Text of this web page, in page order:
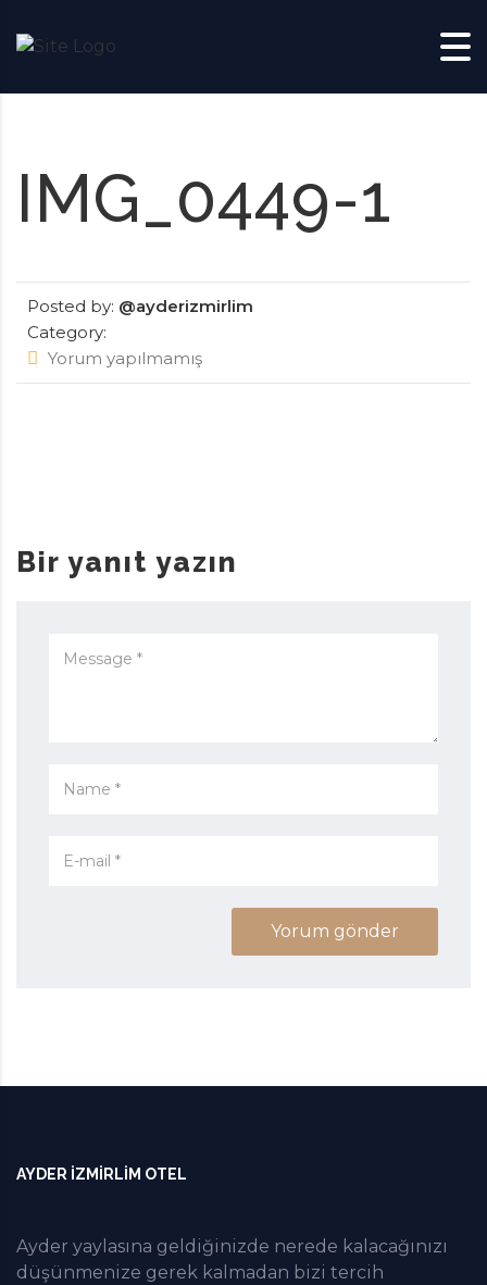
IMG_0449-1
Posted by: @ayderizmirlim
Category:
Yorum yapılmamış
Bir yanıt yazın
Yorum gönder
AYDER İZMIRLIM OTEL
Ayder yaylasına geldiğinizde nerede kalacağınızı
düşünmenize gerek kalmadan bizi tercih